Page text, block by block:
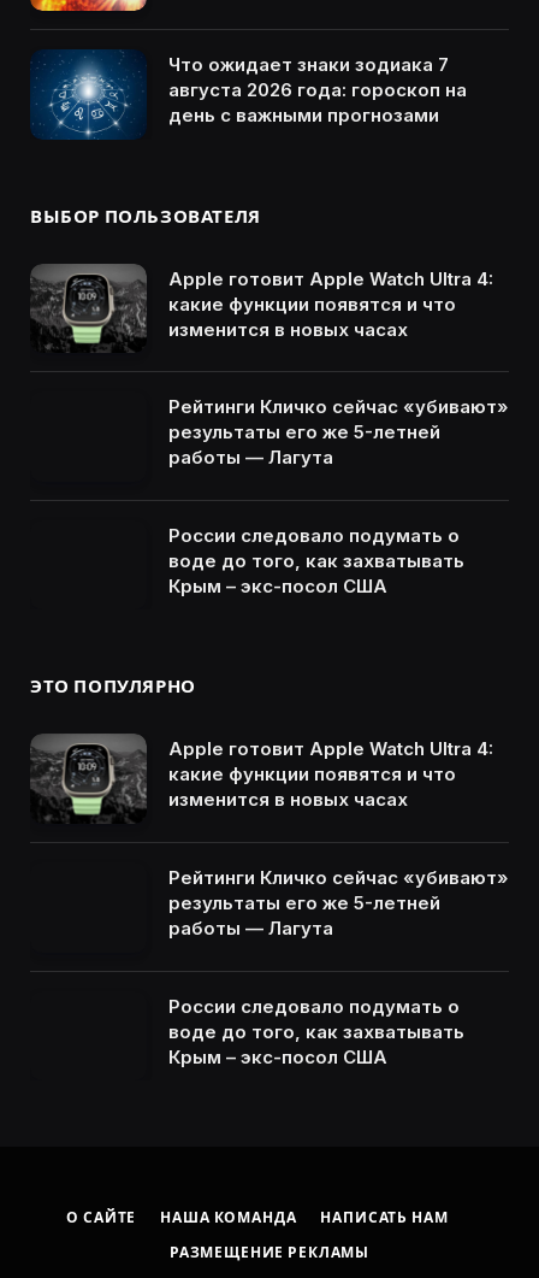
Что ожидает знаки зодиака 7
августа 2026 года: гороскоп на
день с важными прогнозами
ВЫБОР ПОЛЬЗОВАТЕЛЯ
Apple готовит Apple Watch Ultra 4:
какие функции появятся и что
изменится в новых часах
Рейтинги Кличко сейчас «убивают»
результаты его же 5-летней
работы — Лагута
России следовало подумать о
воде до того, как захватывать
Крым – экс-посол США
ЭТО ПОПУЛЯРНО
Apple готовит Apple Watch Ultra 4:
какие функции появятся и что
изменится в новых часах
Рейтинги Кличко сейчас «убивают»
результаты его же 5-летней
работы — Лагута
России следовало подумать о
воде до того, как захватывать
Крым – экс-посол США
О САЙТЕ НАША КОМАНДА
НАПИСАТЬ НАМ
РАЗМЕЩЕНИЕ РЕКЛАМЫ